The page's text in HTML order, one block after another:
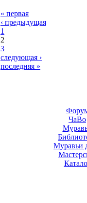
« первая
‹ предыдущая
1
2
3
следующая ›
последняя »
ЧаВо
Муравьи